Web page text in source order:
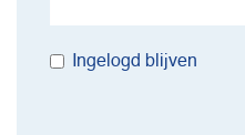
Ingelogd blijven